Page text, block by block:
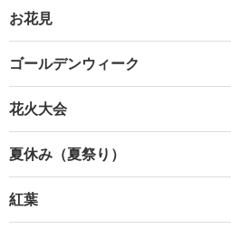
お花見
ゴールデンウィーク
花火大会
夏休み（夏祭り）
紅葉